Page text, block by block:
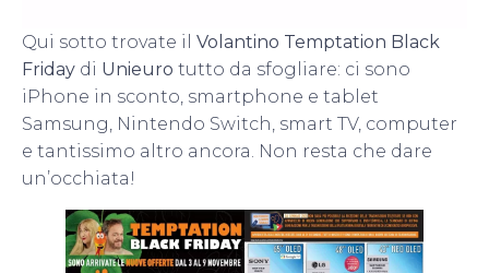
Qui sotto trovate il Volantino Temptation Black
Friday di Unieuro tutto da sfogliare: ci sono
iPhone in sconto, smartphone e tablet
Samsung, Nintendo Switch, smart TV, computer
e tantissimo altro ancora. Non resta che dare
un’occhiata!